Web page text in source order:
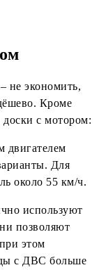
не экономить,
Кроме
с мотором:
двигателем
Для
около 55 км/ч.
используют
позволяют
этом
с ДВС больше